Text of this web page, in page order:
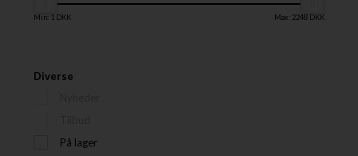
Min: 1 DKK Max: 2248 DKK
Diverse
På lager